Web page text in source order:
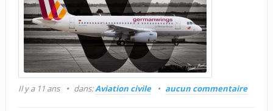
Il y a 11 ans dans:Aviation civile aucun commentaire